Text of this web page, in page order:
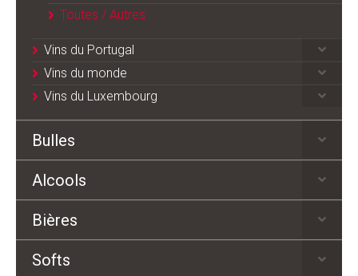
Toutes / Autres
Vins du Portugal
Vins du monde
Vins du Luxembourg
Bulles
Alcools
Bières
Softs